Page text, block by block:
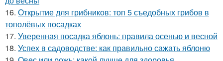
16. Открытие для грибников: топ 5 съедобных грибов в
тополёвых посадках
17. Уверенная посадка яблонь: правила осенью и весной
18. Успех в садоводстве: как правильно сажать яблоню